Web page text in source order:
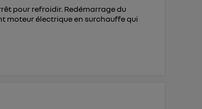
pour refroidir. Redémarrage du
moteur électrique en surchauffe qui